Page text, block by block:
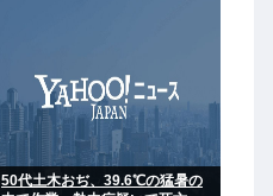
50代土木おぢ、39.6℃の猛暑の